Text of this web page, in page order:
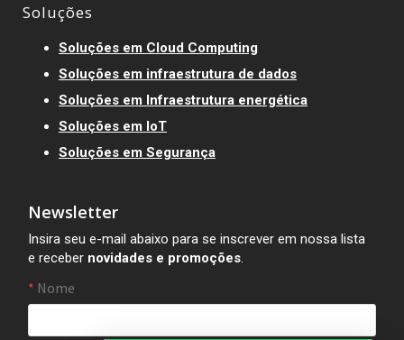
Soluções
Soluções em Cloud Computing
Soluções em infraestrutura de dados
Soluções em Infraestrutura energética
Soluções em IoT
Soluções em Segurança
Newsletter
Insira seu e-mail abaixo para se inscrever em nossa lista
e receber novidades e promoções